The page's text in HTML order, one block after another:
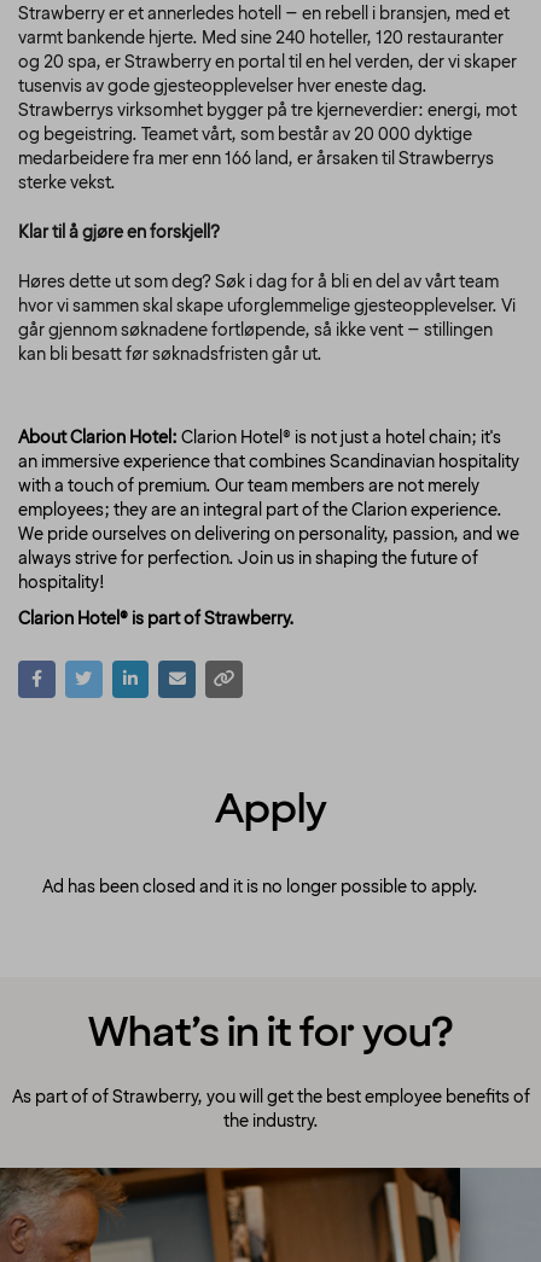
Strawberry er et annerledes hotell – en rebell i bransjen, med et
varmt bankende hjerte. Med sine 240 hoteller, 120 restauranter
og 20 spa, er Strawberry en portal til en hel verden, der vi skaper
tusenvis av gode gjesteopplevelser hver eneste dag.
Strawberrys virksomhet bygger på tre kjerneverdier: energi, mot
og begeistring. Teamet vårt, som består av 20 000 dyktige
medarbeidere fra mer enn 166 land, er årsaken til Strawberrys
sterke vekst.
Klar til å gjøre en forskjell?
Høres dette ut som deg? Søk i dag for å bli en del av vårt team
hvor vi sammen skal skape uforglemmelige gjesteopplevelser. Vi
går gjennom søknadene fortløpende, så ikke vent – stillingen
kan bli besatt før søknadsfristen går ut.
About Clarion Hotel: Clarion Hotel® is not just a hotel chain; it's
an immersive experience that combines Scandinavian hospitality
with a touch of premium. Our team members are not merely
employees; they are an integral part of the Clarion experience.
We pride ourselves on delivering on personality, passion, and we
always strive for perfection. Join us in shaping the future of
hospitality!
Clarion Hotel® is part of Strawberry.
Apply
Ad has been closed and it is no longer possible to apply.
What’s in it for you?
As part of of Strawberry, you will get the best employee benefits of
the industry.